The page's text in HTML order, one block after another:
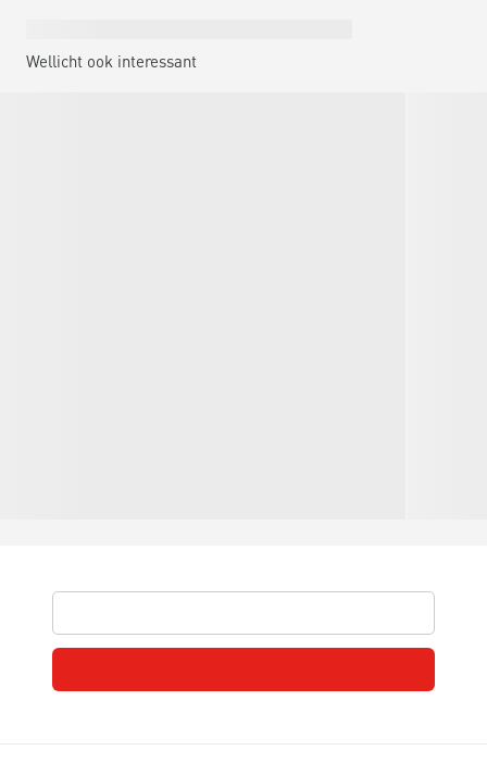
Wellicht ook interessant